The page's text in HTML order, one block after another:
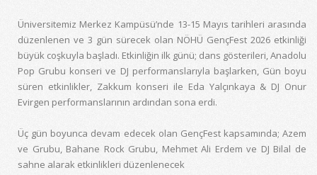
Üniversitemiz Merkez Kampüsü’nde 13-15 Mayıs tarihleri arasında
düzenlenen ve 3 gün sürecek olan NÖHÜ GençFest 2026 etkinliği
büyük coşkuyla başladı. Etkinliğin ilk günü; dans gösterileri, Anadolu
Pop Grubu konseri ve DJ performanslarıyla başlarken, Gün boyu
süren etkinlikler, Zakkum konseri ile Eda Yalçınkaya & DJ Onur
Evirgen performanslarının ardından sona erdi.
Üç gün boyunca devam edecek olan GençFest kapsamında; Azem
ve Grubu, Bahane Rock Grubu, Mehmet Ali Erdem ve DJ Bilal de
sahne alarak etkinlikleri düzenlenecek